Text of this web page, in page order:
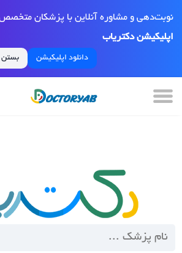
نوبت‌دهی و مشاوره آنلاین با پزشکان
اپلیکیشن دکتریاب
دانلود اپلیکیشن بستن